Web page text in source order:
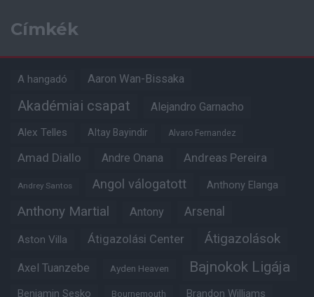
Címkék
A hangadó Aaron Wan-Bissaka
Akadémiai csapat Alejandro Garnacho
Alex Telles Altay Bayindir Alvaro Fernandez
Amad Diallo Andre Onana Andreas Pereira
Andrey Santos Angol válogatott Anthony Elanga
Anthony Martial Antony Arsenal
Aston Villa Átigazolási Center Átigazolások
Axel Tuanzebe Ayden Heaven Bajnokok Ligája
Benjamin Sesko Bournemouth Brandon Williams